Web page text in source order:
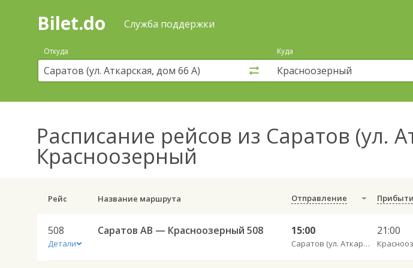
Поиск
покупка
билетов
автобус
онлайн
Bilet.do Служба поддержки
Откуда Куда
Расписание рейсов из Саратов (ул.
Красноозерный
Рейс Название маршрута Отправление
508
Детали
Саратов АВ — Красноозерный 508 15:00
Саратов (ул. Аткарская, дом 66 А)
21:00